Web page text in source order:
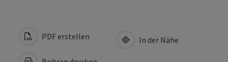
PDF erstellen In der Nähe